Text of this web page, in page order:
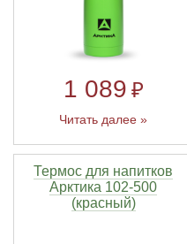
1 089 ₽
Читать далее »
Термос для напитков
Арктика 102-500
(красный)